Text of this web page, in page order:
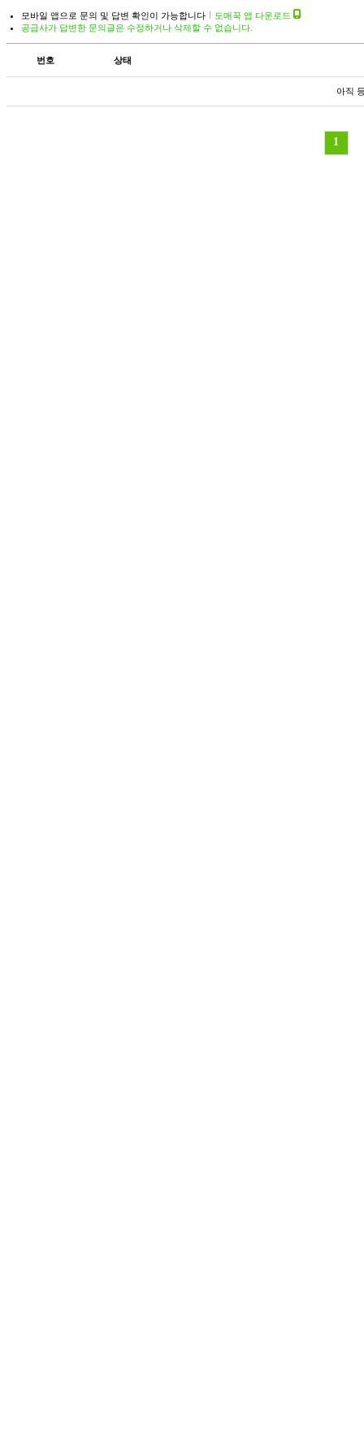
모바일 앱으로 문의 및 답변 확인이 가능합니다
도매꾹 앱 다운로드
공급사가 답변한 문의글은 수정하거나 삭제할 수 없습니다.
번호 상태
아직
1